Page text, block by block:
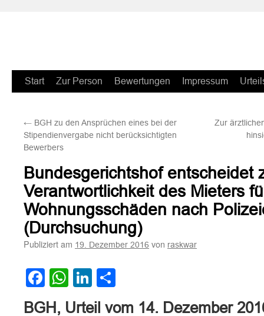
Zum
springen
Start Zur Person Bewertungen Impressum
← BGH zu den Ansprüchen eines bei der
Stipendienvergabe nicht berücksichtigten
Bewerbers
Zur
Bundesgerichtshof entscheidet
Verantwortlichkeit des Mieters
Wohnungsschäden nach
(Durchsuchung)
Publiziert am 19. Dezember 2016 von raskwar
Facebook
WhatsApp
LinkedIn
BGH, Urteil vom 14. Dezember